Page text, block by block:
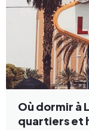
Où dormir à
quartiers et